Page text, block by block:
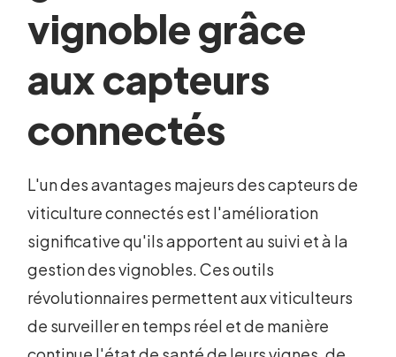
vignoble grâce
aux capteurs
connectés
L'un des avantages majeurs des capteurs de
viticulture connectés est l'amélioration
significative qu'ils apportent au suivi et à la
gestion des vignobles. Ces outils
révolutionnaires permettent aux viticulteurs
de surveiller en temps réel et de manière